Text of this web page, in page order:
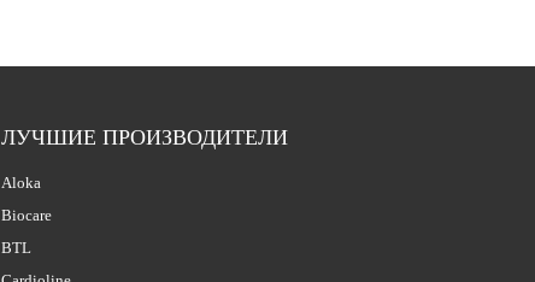
ЛУЧШИЕ ПРОИЗВОДИТЕЛИ
Aloka
Biocare
BTL